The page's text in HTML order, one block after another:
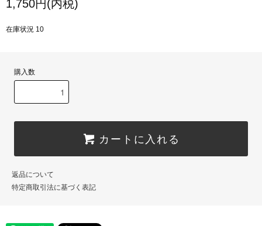
1,750円(内税)
在庫状況 10
購入数
カートに入れる
返品について
特定商取引法に基づく表記